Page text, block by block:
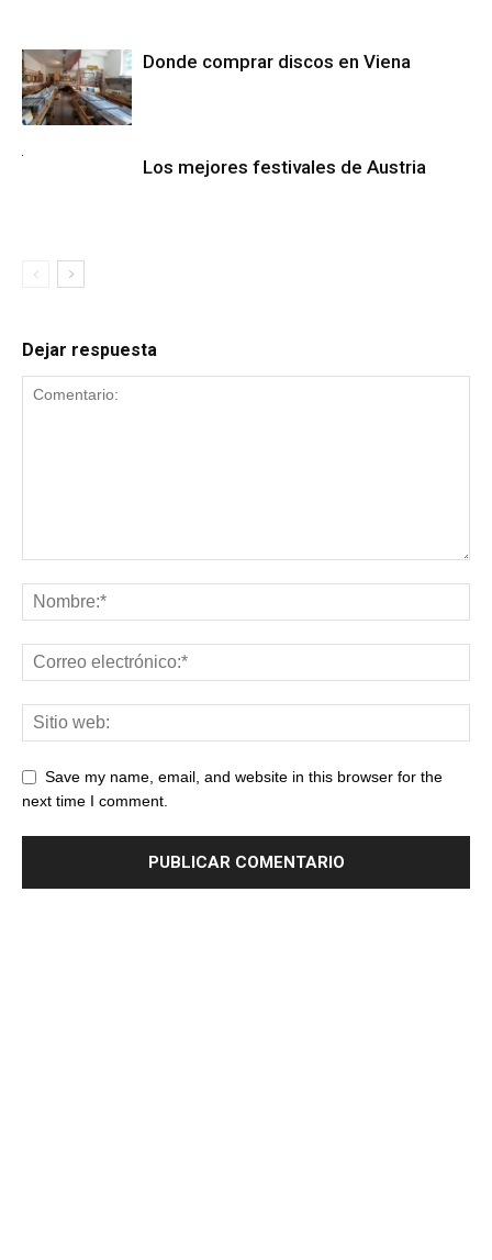
Donde comprar discos en Viena
Los mejores festivales de Austria
Dejar respuesta
Save my name, email, and website in this browser for the
next time I comment.